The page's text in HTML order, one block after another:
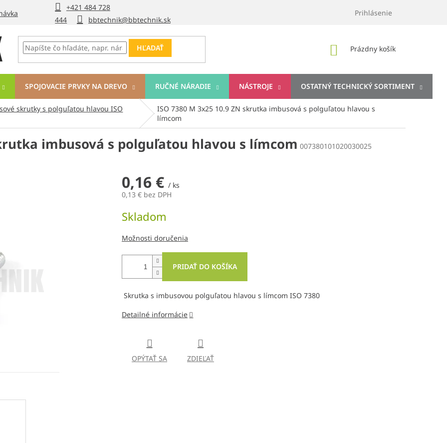
+421 484 728
444
bbtechnik@bbtechnik.sk
Prihlásenie
HĽADAŤ
NÁKUPNÝ
Prázdny košík
SPOJOVACIE PRVKY NA DREVO RUČNÉ NÁRADIE NÁSTROJE OSTATNÝ TECHNICKÝ SORTIMENT
skrutky s polguľatou hlavou ISO
ISO 7380 M 3x25 10.9 ZN skrutka imbusová s polguľatou hlavou s
límcom
imbusová s polguľatou hlavou s límcom 007380101020030025
0,16 € / ks
0,13 € bez DPH
cena:
Skladom
Možnosti doručenia
PRIDAŤ DO KOŠÍKA
Skrutka s imbusovou polguľatou hlavou s límcom ISO 7380
Detailné informácie
OPÝTAŤ SA ZDIEĽAŤ